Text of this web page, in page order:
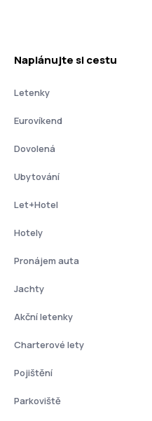
Naplánujte si cestu
Letenky
Eurovíkend
Dovolená
Ubytování
Let+Hotel
Hotely
Pronájem auta
Jachty
Akční letenky
Charterové lety
Pojištění
Parkoviště